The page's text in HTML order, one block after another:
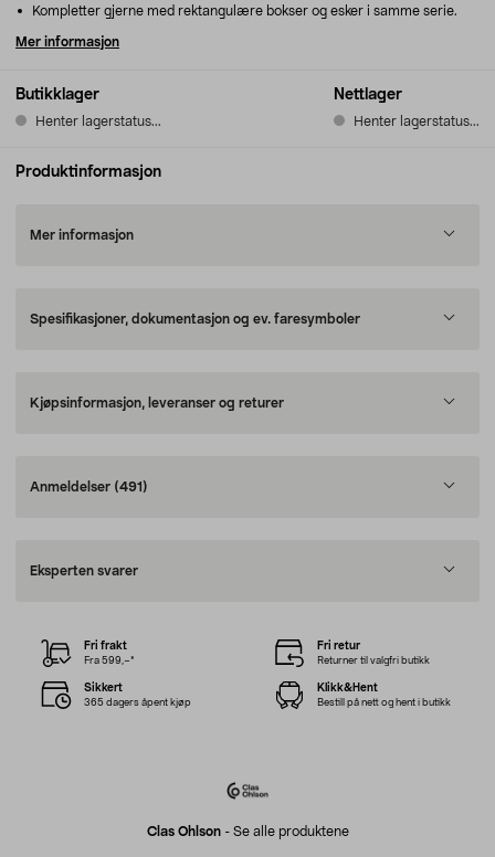
Butikklager
Henter lagerstatus...
Nettlager
Henter lagerstatus...
Kompletter gjerne med rektangulære bokser og esker i samme serie.
Mer informasjon
Produktinformasjon
Mer informasjon
Spesifikasjoner, dokumentasjon og ev. faresymboler
Kjøpsinformasjon, leveranser og returer
Anmeldelser (491)
Eksperten svarer
Clas Ohlson- Se alle produktene
Fri frakt
Fra 599,–*
Fri retur
Returner til valgfri butikk
Sikkert
365 dagers åpent kjøp
Klikk&Hent
Bestill på nett og hent i butikk